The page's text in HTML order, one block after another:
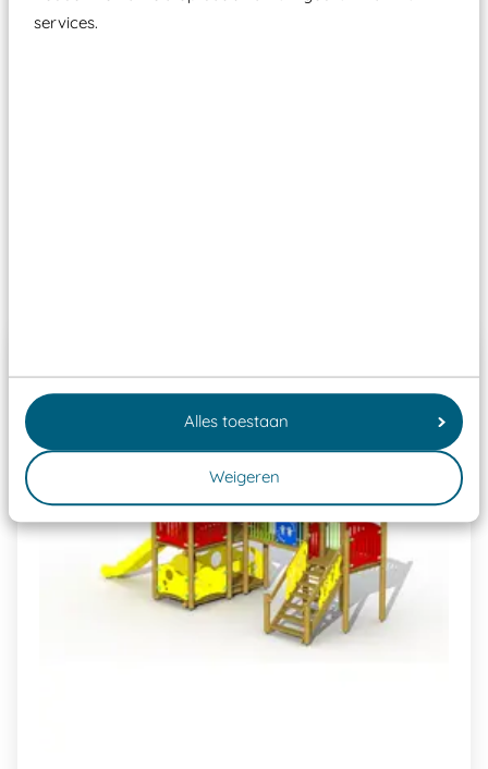
services.
Alles toestaan
Weigeren
moet zijn van een typekeuring, -plaatje en